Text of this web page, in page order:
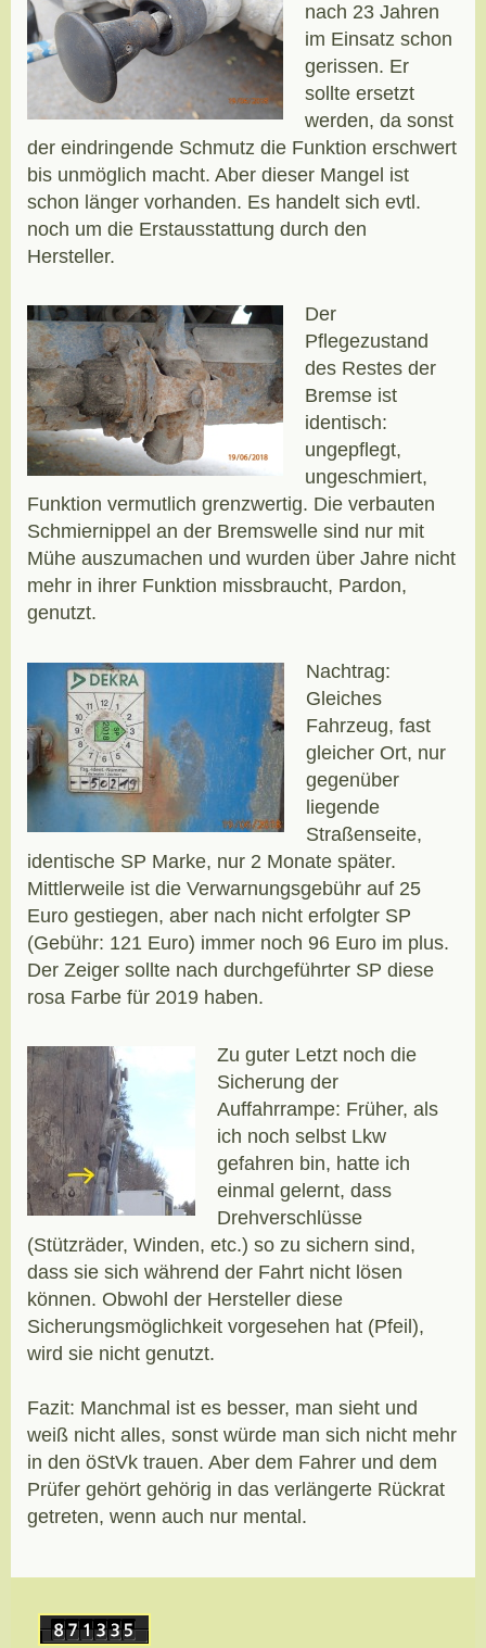
nach 23 Jahren
im Einsatz schon
gerissen. Er
sollte ersetzt
werden, da sonst
der eindringende Schmutz die Funktion erschwert
bis unmöglich macht. Aber dieser Mangel ist
schon länger vorhanden. Es handelt sich evtl.
noch um die Erstausstattung durch den
Hersteller.
Der
Pflegezustand
des Restes der
Bremse ist
identisch:
ungepflegt,
ungeschmiert,
Funktion vermutlich grenzwertig. Die verbauten
Schmiernippel an der Bremswelle sind nur mit
Mühe auszumachen und wurden über Jahre nicht
mehr in ihrer Funktion missbraucht, Pardon,
genutzt.
Nachtrag:
Gleiches
Fahrzeug, fast
gleicher Ort, nur
gegenüber
liegende
Straßenseite,
identische SP Marke, nur 2 Monate später.
Mittlerweile ist die Verwarnungsgebühr auf 25
Euro gestiegen, aber nach nicht erfolgter SP
(Gebühr: 121 Euro) immer noch 96 Euro im plus.
Der Zeiger sollte nach durchgeführter SP diese
rosa Farbe für 2019 haben.
Zu guter Letzt noch die
Sicherung der
Auffahrrampe: Früher, als
ich noch selbst Lkw
gefahren bin, hatte ich
einmal gelernt, dass
Drehverschlüsse
(Stützräder, Winden, etc.) so zu sichern sind,
dass sie sich während der Fahrt nicht lösen
können. Obwohl der Hersteller diese
Sicherungsmöglichkeit vorgesehen hat (Pfeil),
wird sie nicht genutzt.
Fazit: Manchmal ist es besser, man sieht und
weiß nicht alles, sonst würde man sich nicht mehr
in den öStVk trauen. Aber dem Fahrer und dem
Prüfer gehört gehörig in das verlängerte Rückrat
getreten, wenn auch nur mental.